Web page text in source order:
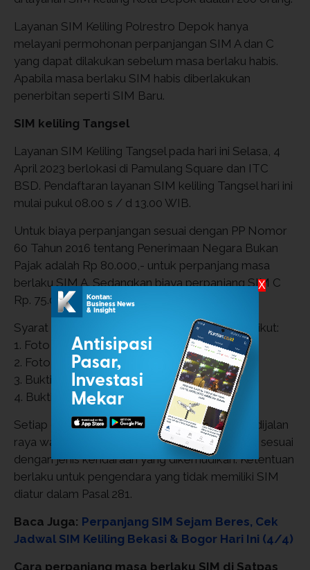
Layanan SIM Keliling Polrestro Depok hanya
melayani permohonan perpanjangan SIM A dan C
yang dapat dilakukan sebelum masa berlaku habis.
Apabila masa berlaku SIM habis diberlakukan
penerbitan seperti SIM Baru.
SIM keliling Tangsel
Layanan SIM Keliling Tangsel pada hari ini Selasa, 4
April 2023 berlokasi di Pamulang Square dan ITC
BSD. Pendaftaran layanan SIM keliling Tangsel hari ini
mulai pukul 08.00 s / d 13.00 WIB.
Untuk biaya perpanjangan sesuai dengan PP Nomor
60 Tahun 2016 tentang Penerimaan Negara Bukan
Pajak adalah Rp 80.000,- untuk perpanjang masa
berlaku SIM A. Sedangkan biaya perpanjang SIM C
Rp. 75.000.
Syarat perpanjangan SIM A atau C sebagai berikut:
1. Foto Kopi KTP yang masih berlaku,
2. Foto Kopi SIM lama dan SIM asli,
3. Bukti Cek Kesehatan,
4. Bukti Tes Psikologi.
Setiap orang yang mengemudikan kendaraan dijalan
raya wajib mengantongi Surat Izin Mengemudi sesuai
dengan jenis kendaraan yang dikemudikan. Ketentuan
berlaku untuk pengendara yang tidak memiliki SIM
diatur dalam Pasal 281.
Baca Juga: Perpanjang SIM Sejam Beres, Cek
Jadwal SIM Keliling Bekasi & Bogor Hari Ini (4/4)
Cara perpanjang masa berlaku SIM di Satpas
X